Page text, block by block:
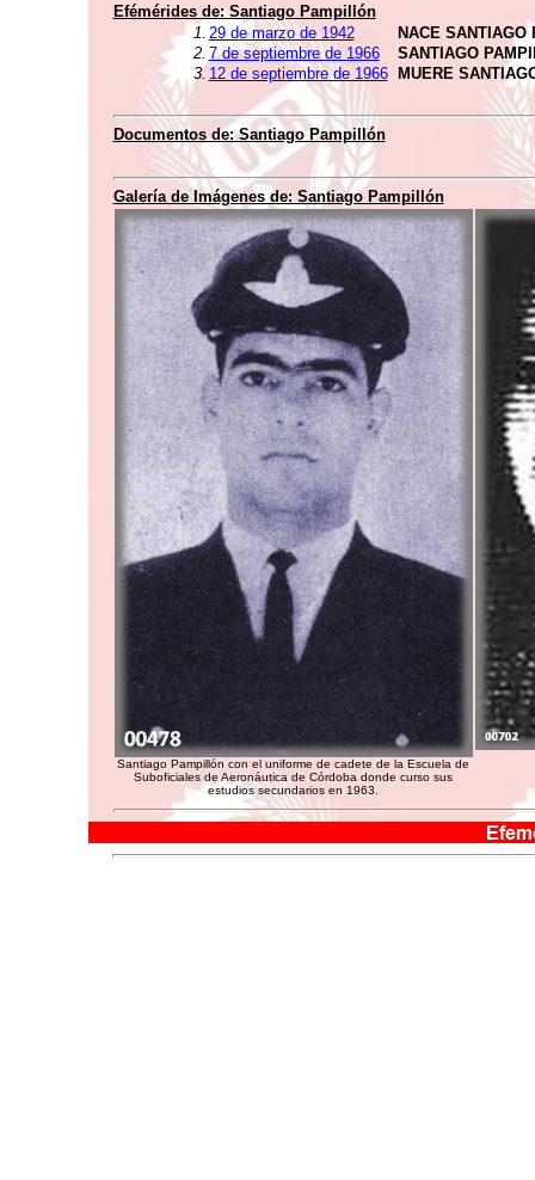
Efémérides de:Santiago Pampillón
1. 29 de marzo de 1942
NACE SANTIAGO
2. 7 de septiembre de 1966
SANTIAGO
3. 12 de septiembre de 1966 MUERE
Documentos de:Santiago Pampillón
Galería de Imágenes de: Santiago Pampillón
Santiago Pampillón con el uniforme de cadete de la Escuela de
Suboficiales de Aeronáutica de Córdoba donde curso sus
estudios secundarios en 1963.